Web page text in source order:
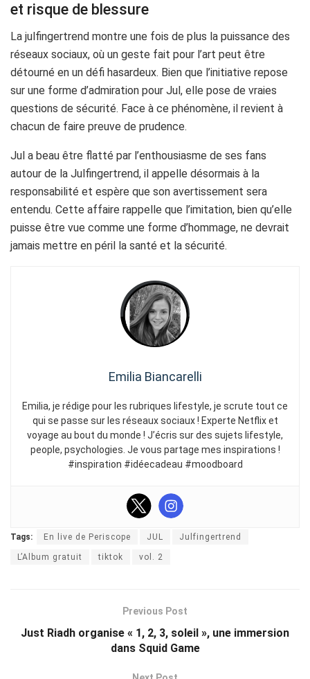
et risque de blessure
La julfingertrend montre une fois de plus la puissance des
réseaux sociaux, où un geste fait pour l’art peut être
détourné en un défi hasardeux. Bien que l’initiative repose
sur une forme d’admiration pour Jul, elle pose de vraies
questions de sécurité. Face à ce phénomène, il revient à
chacun de faire preuve de prudence.
Jul a beau être flatté par l’enthousiasme de ses fans
autour de la Julfingertrend, il appelle désormais à la
responsabilité et espère que son avertissement sera
entendu. Cette affaire rappelle que l’imitation, bien qu’elle
puisse être vue comme une forme d’hommage, ne devrait
jamais mettre en péril la santé et la sécurité.
Emilia Biancarelli
Emilia, je rédige pour les rubriques lifestyle, je scrute tout ce
qui se passe sur les réseaux sociaux ! Experte Netflix et
voyage au bout du monde ! J’écris sur des sujets lifestyle,
people, psychologies. Je vous partage mes inspirations !
#inspiration #idéecadeau #moodboard
Tags: En live de Periscope JUL Julfingertrend
L’Album gratuit tiktok vol. 2
Previous Post
Just Riadh organise « 1, 2, 3, soleil », une immersion
dans Squid Game